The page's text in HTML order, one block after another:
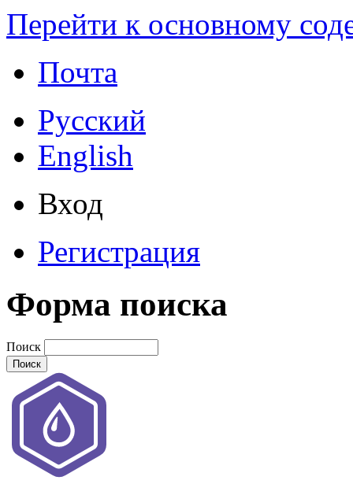
Перейти к основному
Почта
Русский
English
Вход
Регистрация
Форма поиска
Поиск